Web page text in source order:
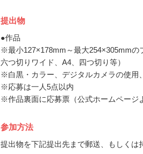
提出物
●作品
※最小127×178mm～最大254×305mmの
六つ切りワイド、A4、四つ切り等）
※白黒・カラー、デジタルカメラの使用
※応募は一人5点以内
※作品裏面に応募票（公式ホームページ
参加方法
提出物を下記提出先まで郵送、もしくは